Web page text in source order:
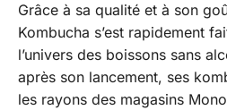
Grâce à sa qualité et à son
Kombucha s’est rapidement
l’univers des boissons sans
après son lancement, ses
les rayons des magasins